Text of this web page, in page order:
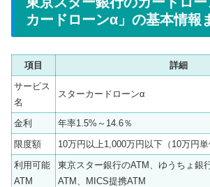
カードローンα」の基本情報
項目
詳細
サービス
名
スターカードローンα
金利
年率1.5%～14.6％
限度額
10万円以上1,000万円以下（10万円単
利用可能
ATM
東京スター銀行のATM、ゆうちょ銀
ATM、MICS提携ATM